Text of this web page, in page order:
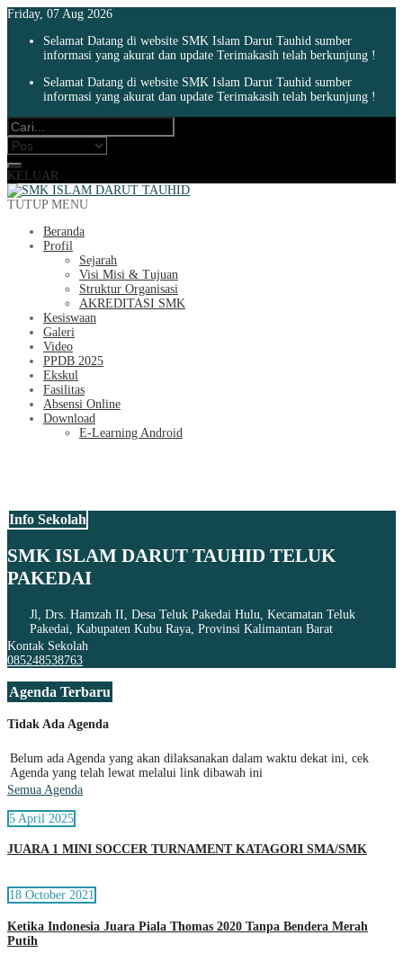
Friday, 07 Aug 2026
Selamat Datang di website SMK Islam Darut Tauhid sumber
informasi yang akurat dan update Terimakasih telah berkunjung !
Selamat Datang di website SMK Islam Darut Tauhid sumber
informasi yang akurat dan update Terimakasih telah berkunjung !
KELUAR
TUTUP MENU
Beranda
Profil
Sejarah
Visi Misi & Tujuan
Struktur Organisasi
AKREDITASI SMK
Kesiswaan
Galeri
Video
PPDB 2025
Ekskul
Fasilitas
Absensi Online
Download
E-Learning Android
Info Sekolah
SMK ISLAM DARUT TAUHID TELUK
PAKEDAI
Jl, Drs. Hamzah II, Desa Teluk Pakedai Hulu, Kecamatan Teluk
Pakedai, Kabupaten Kubu Raya, Provinsi Kalimantan Barat
Kontak Sekolah
085248538763
Agenda Terbaru
Tidak Ada Agenda
Belum ada Agenda yang akan dilaksanakan dalam waktu dekat ini, cek
Agenda yang telah lewat melalui link dibawah ini
Semua Agenda
5 April 2025
JUARA 1 MINI SOCCER TURNAMENT KATAGORI SMA/SMK
18 October 2021
Ketika Indonesia Juara Piala Thomas 2020 Tanpa Bendera Merah
Putih